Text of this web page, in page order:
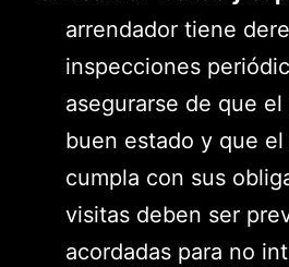
arrendador tiene
inspecciones
asegurarse de que
buen estado y que
cumpla con sus
visitas deben ser
acordadas para no